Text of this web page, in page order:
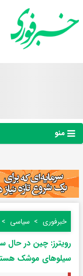
منو
خبرفوری سیاسی
رویترز: چین در حال
سیلوهای موشک